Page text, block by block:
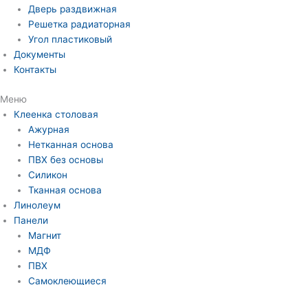
Дверь раздвижная
Решетка радиаторная
Угол пластиковый
Документы
Контакты
Меню
Клеенка столовая
Ажурная
Нетканная основа
ПВХ без основы
Силикон
Тканная основа
Линолеум
Панели
Магнит
МДФ
ПВХ
Самоклеющиеся